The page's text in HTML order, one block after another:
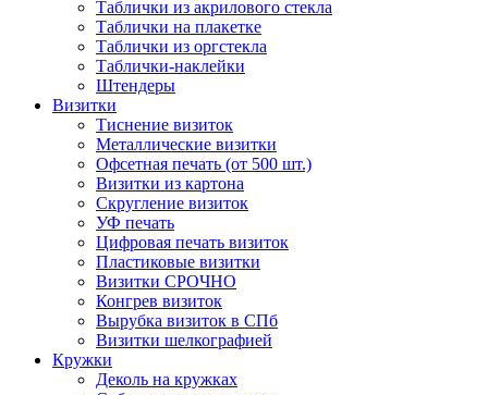
Таблички из акрилового стекла
Таблички на плакетке
Таблички из оргстекла
Таблички-наклейки
Штендеры
Визитки
Тиснение визиток
Металлические визитки
Офсетная печать (от 500 шт.)
Визитки из картона
Скругление визиток
УФ печать
Цифровая печать визиток
Пластиковые визитки
Визитки СРОЧНО
Конгрев визиток
Вырубка визиток в СПб
Визитки шелкографией
Кружки
Деколь на кружках